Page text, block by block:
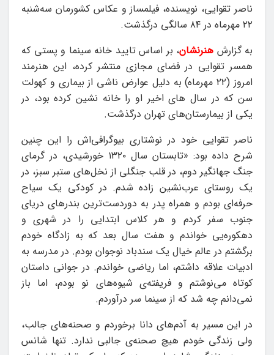
ناصر تقوایی، نویسنده، فیلمساز و عکاس کشورمان سه‌شنبه
۲۲ مهرماه در ۸۴ سالگی درگذشت.
به گزارش هنرنشان، بر اساس تایید خانه سینما و پستی که
همسر تقوایی در فضای مجازی منتشر کرده، این هنرمند
امروز (۲۲ مهرماه) به دلیل عوارض ناشی از بیماری و کهولت
سن که در سال های اخیر او را خانه نشین کرده بود، در
یکی از بیمارستان‌های تهران درگذشت.
ناصر تقوایی خود در نوشتاری بیوگرافی‌اش را این چنین
شرح داده بود: «تابستان سال ۱۳۲۰ خورشیدی، در گرمای
جنگ جهانگیر دوم، در قلب جنگلی از نخل‌های ستبر سبز، در
یک روستای عرب‌نشین زاده شدم. در کودکی یک سیاح
حرفه‌ای بودم و همراه پدر به دوردست‌ترین بندرهای دریای
جنوب سفر کردم و هر کلاس ابتدایی را در شهری و
دهکوره‌یی خواندم و هفت سال بعد که به زادگاه خودم
برگشتم در عالم خیال یک سندباد نوجوان بودم. در مدرسه به
ادبیات علاقه داشتم، اما ریاضی خواندم. در جوانی داستان
کوتاه می‌نوشتم و فریفته‌ی شیوه‌های نو بودم، اما باز
نمی‌دانم چه شد که از سینما سر درآوردم.
در این مسیر به آدم‌های دانا برخوردم و صحنه‌های جالب،
ولی زندگی خودم هیچ صحنه‌ی جالبی ندارد. تنها شانس